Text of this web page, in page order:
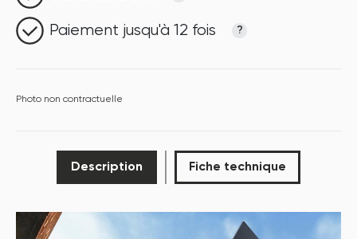
Paiement jusqu'à 12 fois ?
Photo non contractuelle
Description Fiche technique